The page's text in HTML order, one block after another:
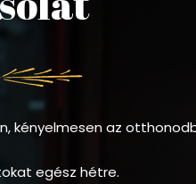
kényelmesen az
egész hétre.